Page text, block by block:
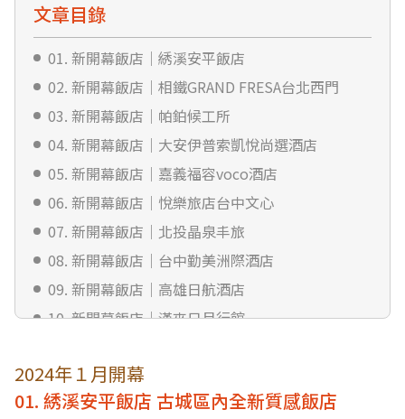
文章目錄
01. 新開幕飯店｜綉溪安平飯店
02. 新開幕飯店｜相鐵GRAND FRESA台北西門
03. 新開幕飯店｜帕鉑候工所
04. 新開幕飯店｜大安伊普索凱悅尚選酒店
05. 新開幕飯店｜嘉義福容voco酒店
06. 新開幕飯店｜悅樂旅店台中文心
07. 新開幕飯店｜北投晶泉丰旅
08. 新開幕飯店｜台中勤美洲際酒店
09. 新開幕飯店｜高雄日航酒店
10. 新開幕飯店｜漢來日月行館
2024年１月開幕
01. 綉溪安平飯店 古城區內全新質感飯店